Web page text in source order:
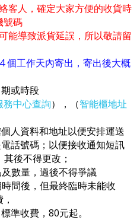
客人，確定大家方便的收貨時
號碼
導致派貨延誤，所以敬請留
個工作天內寄出，寄出後大概
或時段
務中心查詢），（智能櫃地址
人資料和地址以便安排運送
話號碼；以便接收通知短訊
後不得更改；
數量，過後不得爭議
間後，但最終臨時未能收
收費，80元起。